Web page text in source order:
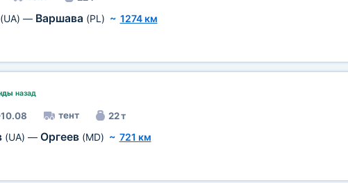
(UA) — Варшава (PL) ~ 1274 км
назад
тент 22 т
(UA) — Оргеев (MD) ~ 721 км